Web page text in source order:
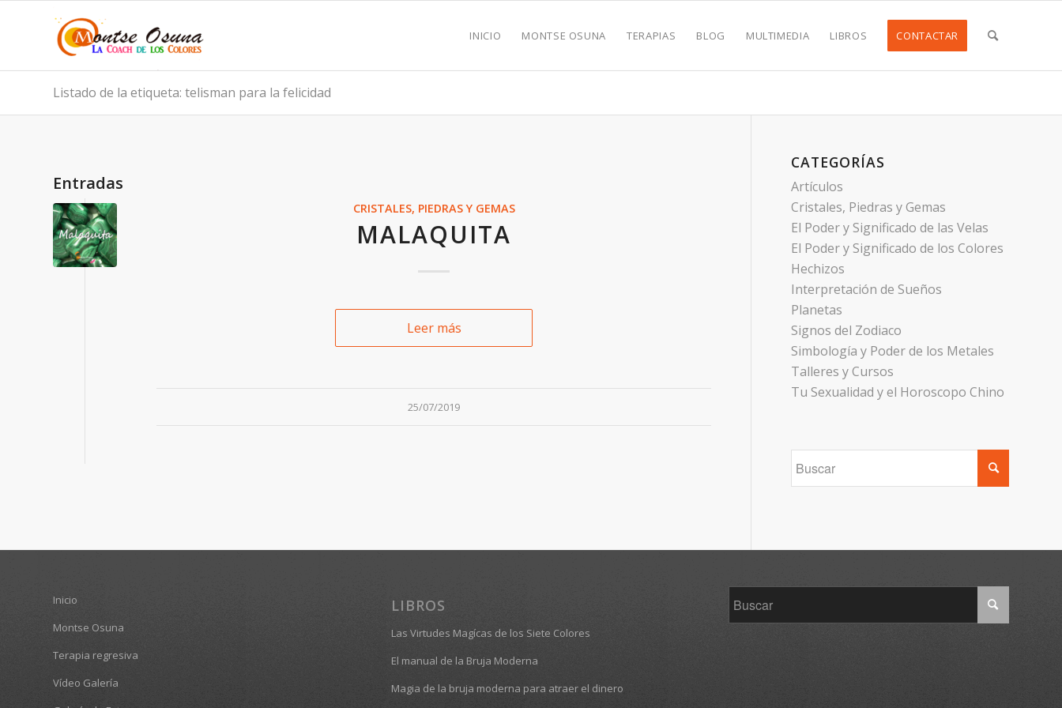
INICIO MONTSE OSUNA TERAPIAS BLOG MULTIMEDIA LIBROS CONTACTAR
Listado de la etiqueta: telisman para la felicidad
Entradas
CRISTALES, PIEDRAS Y GEMAS
MALAQUITA
Leer más
25/07/2019
CATEGORÍAS
Artículos
Cristales, Piedras y Gemas
El Poder y Significado de las Velas
El Poder y Significado de los Colores
Hechizos
Interpretación de Sueños
Planetas
Signos del Zodiaco
Simbología y Poder de los Metales
Talleres y Cursos
Tu Sexualidad y el Horoscopo Chino
Inicio
Montse Osuna
Terapia regresiva
Vídeo Galería
LIBROS
Las Virtudes Magícas de los Siete Colores
El manual de la Bruja Moderna
Magia de la bruja moderna para atraer el dinero